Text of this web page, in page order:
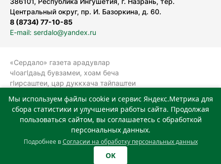
Центральный округ, пр. И. Базоркина, д. 60.
8 (8734) 77-10-85
E-mail: serdalo@yandex.ru
«Сердало» газета арадувлар
чIоагIдаьд бувзамеи, хоам беча
гIирсаштеи, цар дуккхача тайпаштеи
болхлоша (Роскомнадзор).
Реестровая запись СМИ: ЭЛ № ФС 77-
78323 от 15.05.2020 г. Учредитель:
Государственное автономное
учреждение «Издательский дом
Мы используем файлы cookie и сервис Яндекс.Метрика для
сбора статистики и улучшения работы сайта. Продолжая
пользоваться сайтом, вы соглашаетесь с обработкой
персональных данных.
Подробнее вСогласии на обработку персональных данных
OK